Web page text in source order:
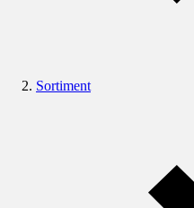
Sortiment